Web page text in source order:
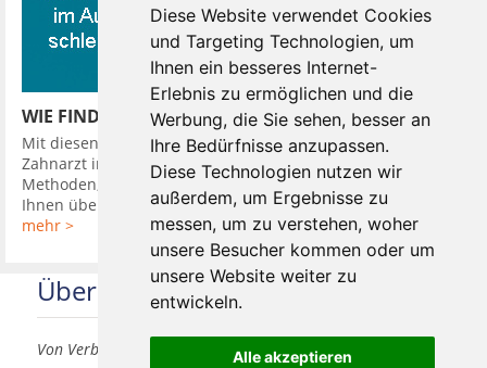
Diese Website verwendet Cookies
und Targeting Technologien, um
Ihnen ein besseres Internet-
Erlebnis zu ermöglichen und die
Werbung, die Sie sehen, besser an
Ihre Bedürfnisse anzupassen.
Diese Technologien nutzen wir
außerdem, um Ergebnisse zu
messen, um zu verstehen, woher
unsere Besucher kommen oder um
unsere Website weiter zu
entwickeln.
Alle akzeptieren
WIE FINDE ICH EINEN GUTEN ZAHNARZT
Mit diesen 10 Tipps finden Sie leicht einen guten günstigen
Zahnarzt in Ihrer Nähe. So hat Ihr Zahnarzt verschiedene
Methoden, Sie in seine Diagnose einzubeziehen. Er kann
Ihnen über Kamera oder ...
mehr >
Über uns
Von Verbrauchern für Verbraucher